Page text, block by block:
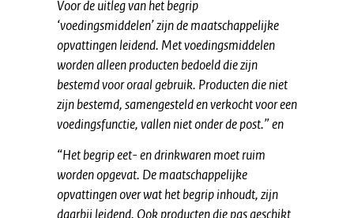
Voor de uitleg van het begrip
‘voedingsmiddelen’ zijn de maatschappelijke
opvattingen leidend. Met voedingsmiddelen
worden alleen producten bedoeld die zijn
bestemd voor oraal gebruik. Producten die niet
zijn bestemd, samengesteld en verkocht voor een
voedingsfunctie, vallen niet onder de post.” en
“Het begrip eet- en drinkwaren moet ruim
worden opgevat. De maatschappelijke
opvattingen over wat het begrip inhoudt, zijn
daarbij leidend. Ook producten die pas geschikt